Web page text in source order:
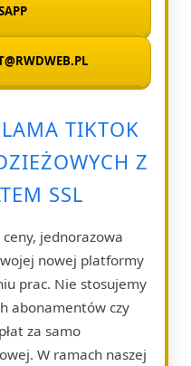
TIKTOK
Z
SSL
jednorazowa
nowej platformy
prac. Nie stosujemy
abonamentów czy
za samo
W ramach naszej